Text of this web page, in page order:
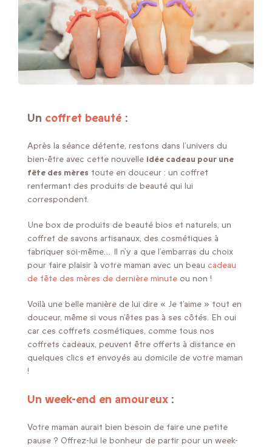
Un coffret beauté :
Après la séance détente, restons dans l’univers du
bien-être avec cette nouvelle idée cadeau pour une
fête des mères toute en douceur : un coffret
renfermant des produits de beauté qui lui
correspondent.
Une box de produits de beauté bios et naturels, un
coffret de savons artisanaux, des cosmétiques à
fabriquer soi-même… Il n’y a que l’embarras du choix
pour faire plaisir à votre maman avec un beau cadeau
de fête des mères de dernière minute ou non !
Voilà une belle manière de lui dire « Je t’aime » tout en
douceur, même si vous n’êtes pas à ses côtés. Eh oui
car ces coffrets cosmétiques, comme tous nos
coffrets cadeaux, peuvent être offerts à distance en
quelques clics et envoyés au domicile de votre maman
!
Un week-end en amoureux :
Votre maman aurait bien besoin de faire une petite
pause ? Offrez-lui le bonheur de partir pour un week-